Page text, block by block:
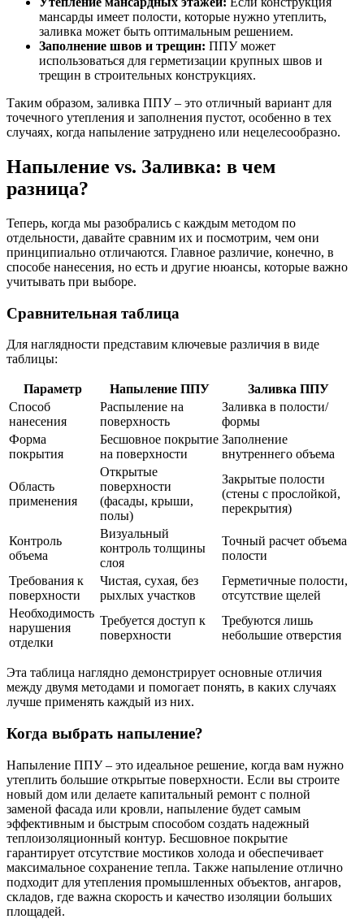
мансарды имеет полости, которые нужно утеплить,
заливка может быть оптимальным решением.
Заполнение швов и трещин: ППУ может
использоваться для герметизации крупных швов и
трещин в строительных конструкциях.
Таким образом, заливка ППУ – это отличный вариант для
точечного утепления и заполнения пустот, особенно в тех
случаях, когда напыление затруднено или нецелесообразно.
Напыление vs. Заливка: в чем
разница?
Теперь, когда мы разобрались с каждым методом по
отдельности, давайте сравним их и посмотрим, чем они
принципиально отличаются. Главное различие, конечно, в
способе нанесения, но есть и другие нюансы, которые важно
учитывать при выборе.
Сравнительная таблица
Для наглядности представим ключевые различия в виде
таблицы:
Параметр Напыление ППУ
Заливка ППУ
Способ
нанесения
Распыление на
поверхность
Заливка в полости/
формы
Форма
покрытия
Бесшовное покрытие
на поверхности
Заполнение
внутреннего объема
Область
применения
Открытые
поверхности
(фасады, крыши,
полы)
Закрытые полости
(стены с прослойкой,
перекрытия)
Контроль
объема
Визуальный
контроль толщины
слоя
Точный расчет объема
полости
Требования к
поверхности
Чистая, сухая, без
рыхлых участков
Герметичные полости,
отсутствие щелей
Необходимость
нарушения
отделки
Требуется доступ к
поверхности
Требуются лишь
небольшие отверстия
Эта таблица наглядно демонстрирует основные отличия
между двумя методами и помогает понять, в каких случаях
лучше применять каждый из них.
Когда выбрать напыление?
Напыление ППУ – это идеальное решение, когда вам нужно
утеплить большие открытые поверхности. Если вы строите
новый дом или делаете капитальный ремонт с полной
заменой фасада или кровли, напыление будет самым
эффективным и быстрым способом создать надежный
теплоизоляционный контур. Бесшовное покрытие
гарантирует отсутствие мостиков холода и обеспечивает
максимальное сохранение тепла. Также напыление отлично
подходит для утепления промышленных объектов, ангаров,
складов, где важна скорость и качество изоляции больших
площадей.